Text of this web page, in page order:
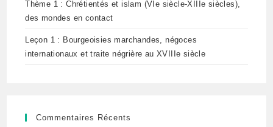
Thème 1 : Chrétientés et islam (VIe siècle-XIIIe siècles),
des mondes en contact
Leçon 1 : Bourgeoisies marchandes, négoces
internationaux et traite négrière au XVIIIe siècle
Commentaires Récents